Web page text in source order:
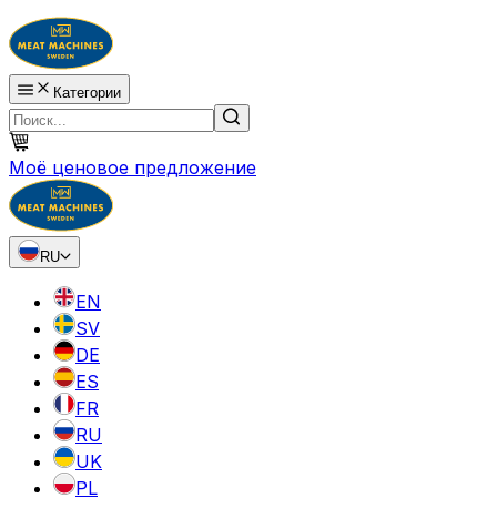
Категории
Моё ценовое предложение
RU
EN
SV
DE
ES
FR
RU
UK
PL